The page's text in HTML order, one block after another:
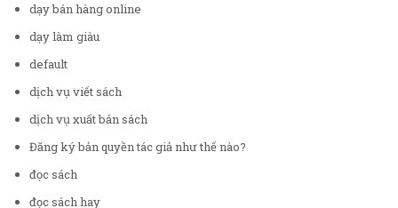
dạy bán hàng online
dạy làm giàu
default
dịch vụ viết sách
dịch vụ xuất bản sách
Đăng ký bản quyền tác giả như thế nào?
đọc sách
đọc sách hay